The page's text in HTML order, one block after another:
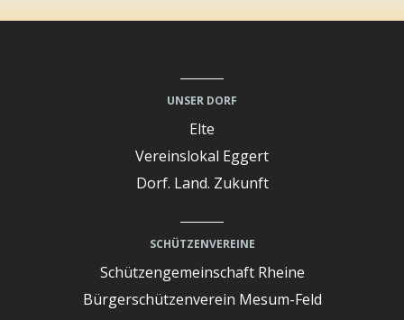
UNSER DORF
Elte
Vereinslokal Eggert
Dorf. Land. Zukunft
SCHÜTZENVEREINE
Schützengemeinschaft Rheine
Bürgerschützenverein Mesum-Feld